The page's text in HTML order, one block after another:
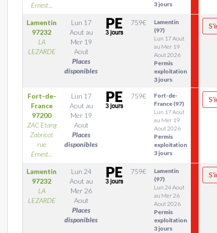
Ernest...
3 jours
Lamentin
97232
LA
LEZARDE
Lun 17
Aout au
Mer 19
Aout
Places
disponibles
759€
Lamentin
(97)
Lun 17 Aout
au Mer 19
Aout 2026
Permis
exploitation
3 jours
Fort-de-
France
97200
ZAC Etang
Zabricot
rue
Ernest...
Lun 17
Aout au
Mer 19
Aout
Places
disponibles
759€
Fort-de-
France (97)
Lun 17 Aout
au Mer 19
Aout 2026
Permis
exploitation
3 jours
Lamentin
97232
LA
LEZARDE
Lun 24
Aout au
Mer 26
Aout
Places
disponibles
759€
Lamentin
(97)
Lun 24 Aout
au Mer 26
Aout 2026
Permis
exploitation
3 jours